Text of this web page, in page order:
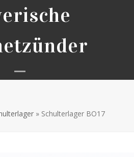
Open
menu
Close
menu
» Schulterlager BO17